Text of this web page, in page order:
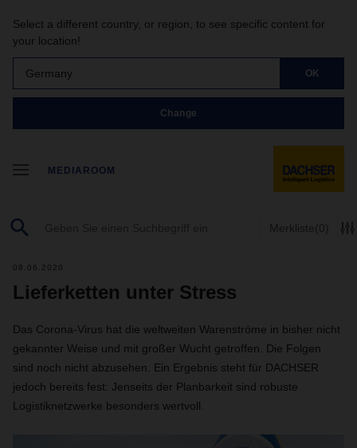
Select a different country, or region, to see specific content for
your location!
Germany OK
Change
MEDIAROOM
Merkliste(0)
08.06.2020
Lieferketten unter Stress
Das Corona-Virus hat die weltweiten Warenströme in bisher nicht
gekannter Weise und mit großer Wucht getroffen. Die Folgen
sind noch nicht abzusehen. Ein Ergebnis steht für DACHSER
jedoch bereits fest: Jenseits der Planbarkeit sind robuste
Logistiknetzwerke besonders wertvoll.